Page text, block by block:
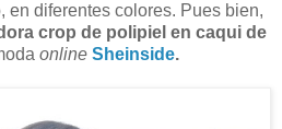
en diferentes colores. Pues bien,
crop de polipiel en caqui de
online Sheinside.